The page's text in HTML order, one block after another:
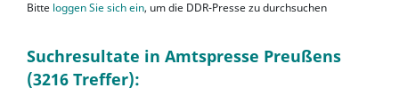
Bitte loggen Sie sich ein, um die DDR-Presse zu durchsuchen
Suchresultate in Amtspresse Preußens
(3216 Treffer):